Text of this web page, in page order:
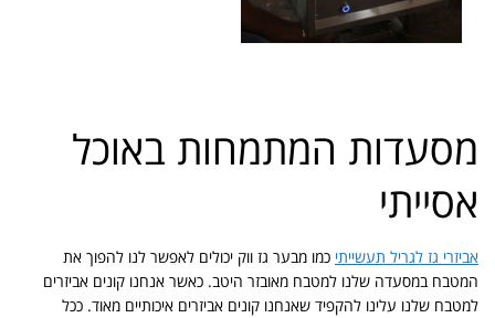
מסעדות המתמחות באוכל
אסייתי
אביזרי גז לגריל תעשייתי כמו מבער גז ווק יכולים לאפשר לנו להפוך את
המטבח במסעדה שלנו למטבח מאובזר היטב. כאשר אנחנו קונים אביזרים
למטבח שלנו עלינו להקפיד שאנחנו קונים אביזרים איכותיים מאוד. ככל